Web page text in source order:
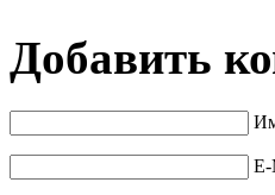
Добавить
E-